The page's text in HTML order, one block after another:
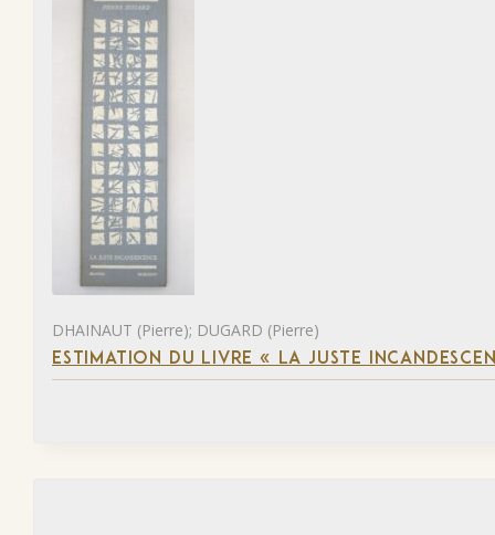
DHAINAUT (Pierre); DUGARD (Pierre)
ESTIMATION DU LIVRE « LA JUSTE